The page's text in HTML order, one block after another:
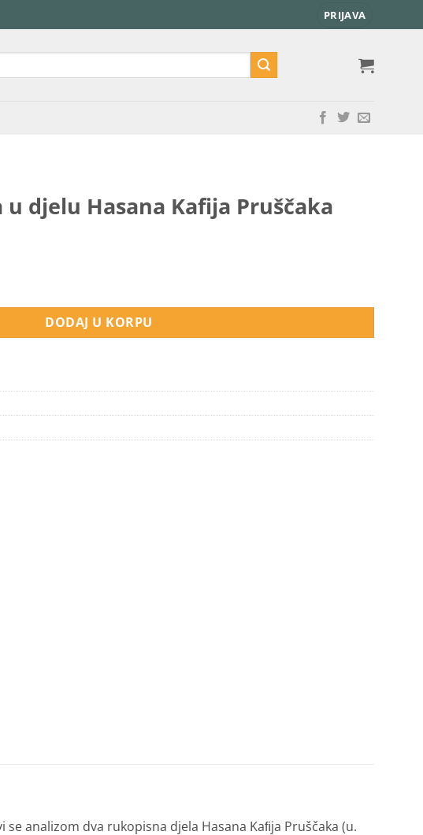
PRIJAVA
u djelu Hasana Kafija Pruščaka
Pruščaka količina
DODAJ U KORPU
se analizom dva rukopisna djela Hasana Kaﬁja Pruščaka (u.